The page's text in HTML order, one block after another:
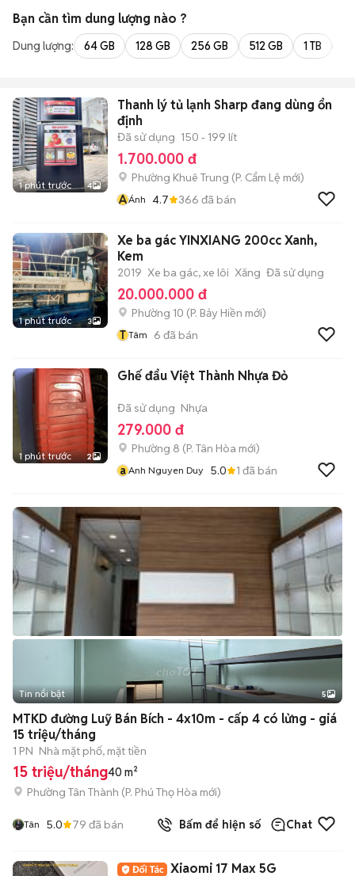
Bạn cần tìm dung lượng nào ?
Dung lượng: 64 GB 128 GB 256 GB 512 GB 1 TB
1 phút trước 4
Thanh lý tủ lạnh Sharp đang dùng ổn
định
Đã sử dụng 150 - 199 lít
1.700.000 đ
Phường Khuê Trung (P. Cẩm Lệ mới)
ÁÁnh 4.7 366 đã bán
1 phút trước 3
Xe ba gác YINXIANG 200cc Xanh,
Kem
2019 Xe ba gác, xe lôi Xăng Đã sử dụng
20.000.000 đ
Phường 10 (P. Bảy Hiền mới)
T Tâm 6 đã bán
1 phút trước 2
Ghế đẩu Việt Thành Nhựa Đỏ
Đã sử dụng Nhựa
279.000 đ
Phường 8 (P. Tân Hòa mới)
a Anh Nguyen Duy 5.0 1 đã bán
Tin nổi bật 5
MTKD đường Luỹ Bán Bích - 4x10m - cấp 4 có lửng - giá
15 triệu/tháng
1 PN Nhà mặt phố, mặt tiền
15 triệu/tháng40 m²
Phường Tân Thành (P. Phú Thọ Hòa mới)
Tân 5.0 79 đã bán Bấm để hiện số Chat
Xiaomi 17 Max 5G